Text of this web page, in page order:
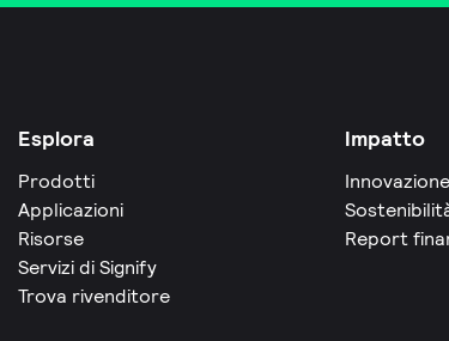
Esplora
Prodotti
Applicazioni
Risorse
Servizi di Signify
Trova rivenditore
Impatto
Innovazione
Report